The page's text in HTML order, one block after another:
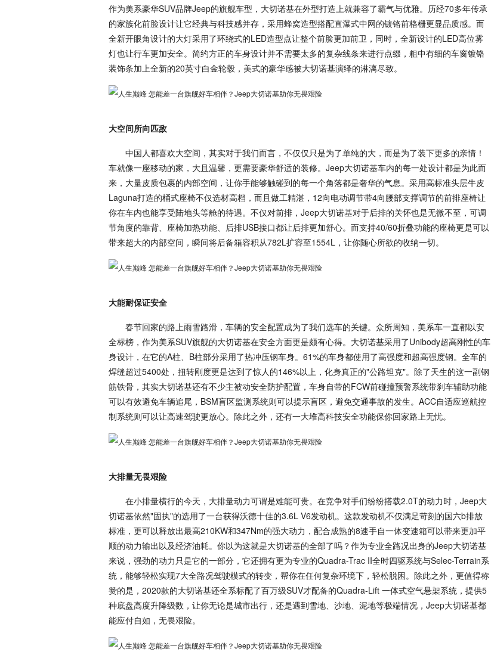
作为美系豪华SUV品牌Jeep的旗舰车型，大切诺基在外型打造上就兼容了霸气与优雅。历经70多年传承
的家族化前脸设计让它经典与科技感并存，采用蜂窝造型搭配直瀑式中网的镀铬前格栅更显品质感。而
全新开眼角设计的大灯采用了环绕式的LED造型点让整个前脸更加前卫，同时，全新设计的LED高位雾
灯也让行车更加安全。简约方正的车身设计并不需要太多的复杂线条来进行点缀，粗中有细的车窗镀铬
装饰条加上全新的20英寸白金轮毂，美式的豪华感被大切诺基演绎的淋漓尽致。
大空间所向匹敌
中国人都喜欢大空间，其实对于我们而言，不仅仅只是为了单纯的大，而是为了装下更多的亲情！
车就像一座移动的家，大且温馨，更需要豪华舒适的装修。Jeep大切诺基车内的每一处设计都是为此而
来，大量皮质包裹的内部空间，让你手能够触碰到的每一个角落都是奢华的气息。采用高标准头层牛皮
Laguna打造的桶式座椅不仅选材高档，而且做工精湛，12向电动调节带4向腰部支撑调节的前排座椅让
你在车内也能享受陆地头等舱的待遇。不仅对前排，Jeep大切诺基对于后排的关怀也是无微不至，可调
节角度的靠背、座椅加热功能、后排USB接口都让后排更加舒心。而支持40/60折叠功能的座椅更是可以
带来超大的内部空间，瞬间将后备箱容积从782L扩容至1554L，让你随心所欲的收纳一切。
大能耐保证安全
春节回家的路上雨雪路滑，车辆的安全配置成为了我们选车的关键。众所周知，美系车一直都以安
全标榜，作为美系SUV旗舰的大切诺基在安全方面更是颇有心得。大切诺基采用了Unibody超高刚性的车
身设计，在它的A柱、B柱部分采用了热冲压钢车身。61%的车身都使用了高强度和超高强度钢。全车的
焊缝超过5400处，扭转刚度更是达到了惊人的146%以上，化身真正的"公路坦克"。除了天生的这一副钢
筋铁骨，其实大切诺基还有不少主被动安全防护配置，车身自带的FCW前碰撞预警系统带刹车辅助功能
可以有效避免车辆追尾，BSM盲区监测系统则可以提示盲区，避免交通事故的发生。ACC自适应巡航控
制系统则可以让高速驾驶更放心。除此之外，还有一大堆高科技安全功能保你回家路上无忧。
大排量无畏艰险
在小排量横行的今天，大排量动力可谓是难能可贵。在竞争对手们纷纷搭载2.0T的动力时，Jeep大
切诺基依然"固执"的选用了一台获得沃德十佳的3.6L V6发动机。这款发动机不仅满足苛刻的国六b排放
标准，更可以释放出最高210KW和347Nm的强大动力，配合成熟的8速手自一体变速箱可以带来更加平
顺的动力输出以及经济油耗。你以为这就是大切诺基的全部了吗？作为专业全路况出身的Jeep大切诺基
来说，强劲的动力只是它的一部分，它还拥有更为专业的Quadra-Trac II全时四驱系统与Selec-Terrain系
统，能够轻松实现7大全路况驾驶模式的转变，帮你在任何复杂环境下，轻松脱困。除此之外，更值得称
赞的是，2020款的大切诺基还全系标配了百万级SUV才配备的Quadra-Lift 一体式空气悬架系统，提供5
种底盘高度升降级数，让你无论是城市出行，还是遇到雪地、沙地、泥地等极端情况，Jeep大切诺基都
能应付自如，无畏艰险。